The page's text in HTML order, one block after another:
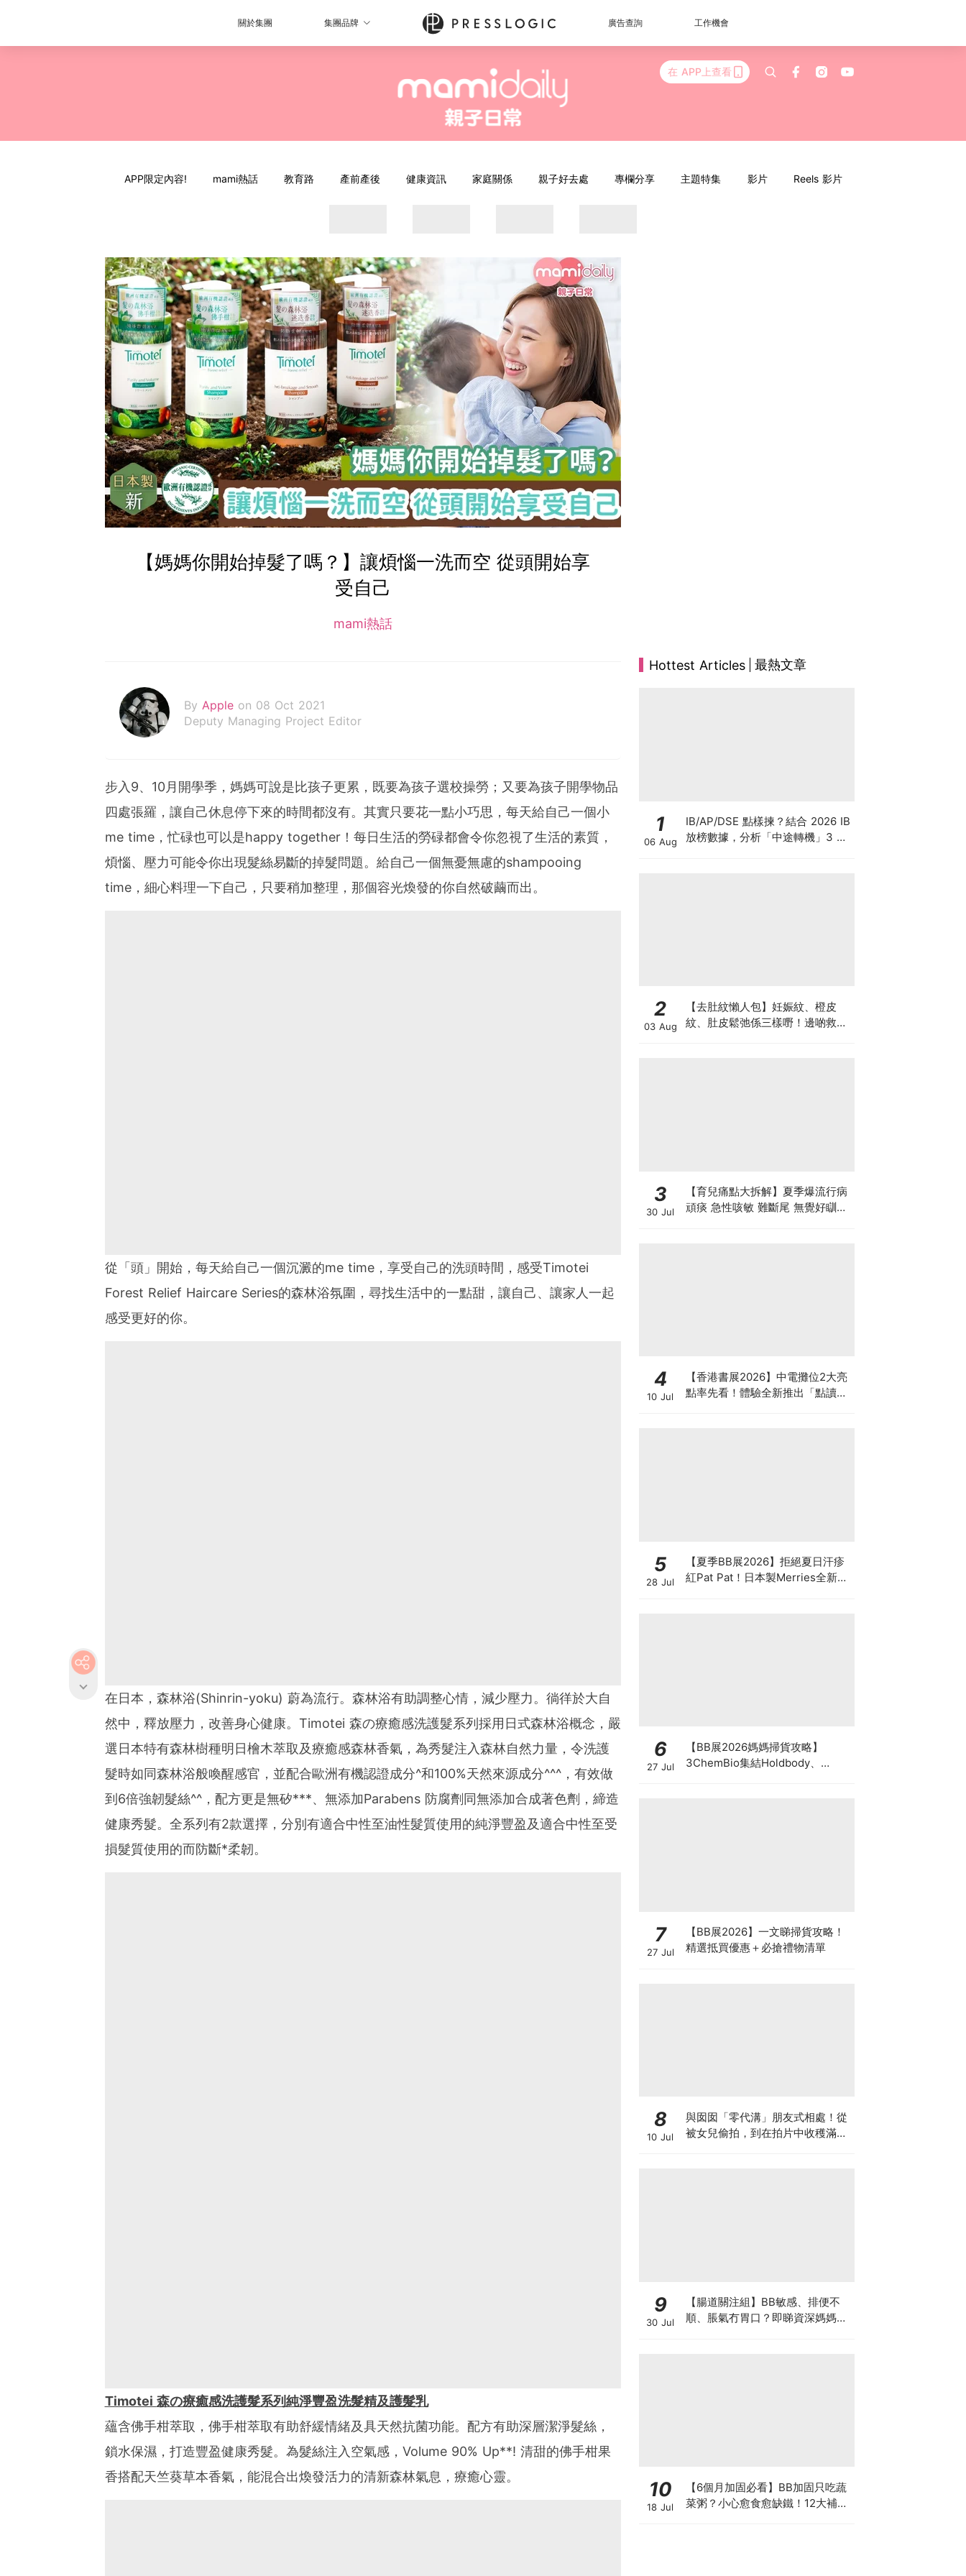
關於集團 集團品牌 廣告查詢 工作機會
在 APP上查看
APP限定內容! mami熱話 教育路 產前產後 健康資訊 家庭關係 親子好去處 專欄分享 主題特集 影片 Reels 影片
【媽媽你開始掉髮了嗎？】讓煩惱一洗而空 從頭開始享
受自己
mami熱話
By Apple on 08 Oct 2021
Deputy Managing Project Editor
步入9、10月開學季，媽媽可說是比孩子更累，既要為孩子選校操勞；又要為孩子開學物品
四處張羅，讓自己休息停下來的時間都沒有。其實只要花一點小巧思，每天給自己一個小
me time，忙碌也可以是happy together！每日生活的勞碌都會令你忽視了生活的素質，
煩惱、壓力可能令你出現髮絲易斷的掉髮問題。給自己一個無憂無慮的shampooing
time，細心料理一下自己，只要稍加整理，那個容光煥發的你自然破繭而出。
從「頭」開始，每天給自己一個沉澱的me time，享受自己的洗頭時間，感受Timotei
Forest Relief Haircare Series的森林浴氛圍，尋找生活中的一點甜，讓自己、讓家人一起
感受更好的你。
在日本，森林浴(Shinrin-yoku) 蔚為流行。森林浴有助調整心情，減少壓力。徜徉於大自
然中，釋放壓力，改善身心健康。Timotei 森の療癒感洗護髮系列採用日式森林浴概念，嚴
選日本特有森林樹種明日檜木萃取及療癒感森林香氣，為秀髮注入森林自然力量，令洗護
髮時如同森林浴般喚醒感官，並配合歐洲有機認證成分^和100%天然來源成分^^^，有效做
到6倍強韌髮絲^^，配方更是無矽***、無添加Parabens 防腐劑同無添加合成著色劑，締造
健康秀髮。全系列有2款選擇，分別有適合中性至油性髮質使用的純淨豐盈及適合中性至受
損髮質使用的而防斷*柔韌。
Timotei 森の療癒感洗護髮系列純淨豐盈洗髮精及護髮乳
蘊含佛手柑萃取，佛手柑萃取有助舒緩情緒及具天然抗菌功能。配方有助深層潔淨髮絲，
鎖水保濕，打造豐盈健康秀髮。為髮絲注入空氣感，Volume 90% Up**! 清甜的佛手柑果
香搭配天竺葵草本香氣，能混合出煥發活力的清新森林氣息，療癒心靈。
Hottest Articles 最熱文章
1
06 Aug
IB/AP/DSE 點樣揀？結合 2026 IB
放榜數據，分析「中途轉機」3 大
2
03 Aug
【去肚紋懶人包】妊娠紋、橙皮
紋、肚皮鬆弛係三樣嘢！邊啲救得
3
30 Jul
【育兒痛點大拆解】夏季爆流行病
頑痰 急性咳敏 難斷尾 無覺好瞓？
4
10 Jul
【香港書展2026】中電攤位2大亮
點率先看！體驗全新推出「點讀故
5
28 Jul
【夏季BB展2026】拒絕夏日汗疹
紅Pat Pat！日本製Merries全新超
6
27 Jul
【BB展2026媽媽掃貨攻略】
3ChemBio集結Holdbody、
7
27 Jul
【BB展2026】一文睇掃貨攻略！
精選抵買優惠＋必搶禮物清單
8
10 Jul
與囡囡「零代溝」朋友式相處！從
被女兒偷拍，到在拍片中收穫滿足
9
30 Jul
【腸道關注組】BB敏感、排便不
順、脹氣冇胃口？即睇資深媽媽分
10
18 Jul
【6個月加固必看】BB加固只吃蔬
菜粥？小心愈食愈缺鐵！12大補鐵